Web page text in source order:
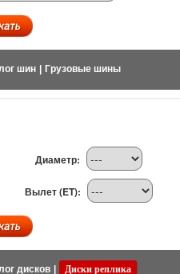
шин Грузовые шины
Диаметр:
Вылет (ET):
дисков Диски реплика